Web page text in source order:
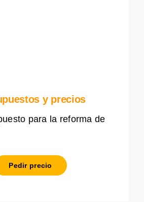
y precios
para la reforma de
Pedir precio